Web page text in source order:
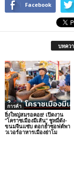
Facebook
บทคว
การค้า
ยิ่งใหญ่สมรอคอย! เปิดงาน
“โคราชเมืองมีเส้น” ชูหมี่ดัง-
ขนมจีนแซ่บ ตอกย้ำซอฟต์พา
วเวอร์อาหารเมืองย่าโม